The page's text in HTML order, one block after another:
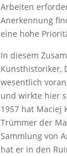
Arbeiten
Anerkennung
eine hohe
In diesem
Kunsthistoriker,
wesentlich
und wirkte hier
1957 hat Maciej
Trümmer der
Sammlung von
hat er in den